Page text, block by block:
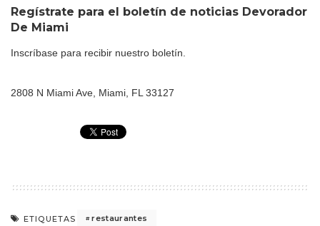
Regístrate para el boletín de noticias Devorador
De Miami
Inscríbase para recibir nuestro boletín.
2808 N Miami Ave, Miami, FL 33127
ETIQUETAS restaurantes